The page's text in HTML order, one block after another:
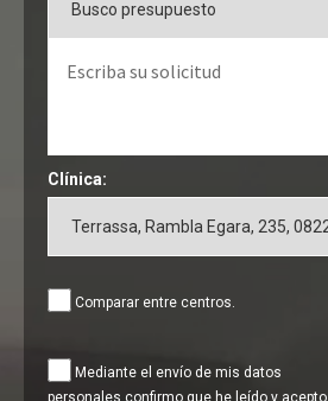
Clínica:
Comparar entre centros.
Mediante el envío de mis datos
personales confirmo que he leído y acepto